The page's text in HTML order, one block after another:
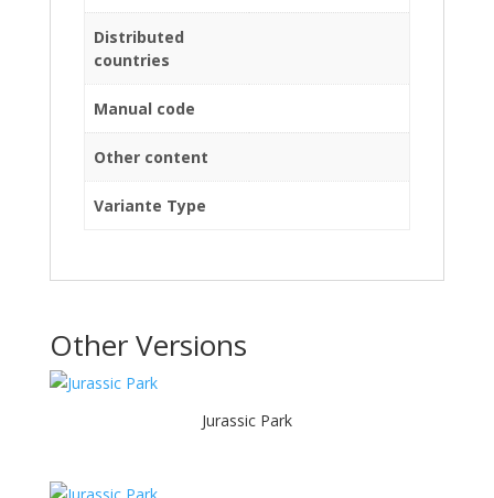
Distributed
countries
Manual code
Other content
Variante Type
Other Versions
Jurassic Park